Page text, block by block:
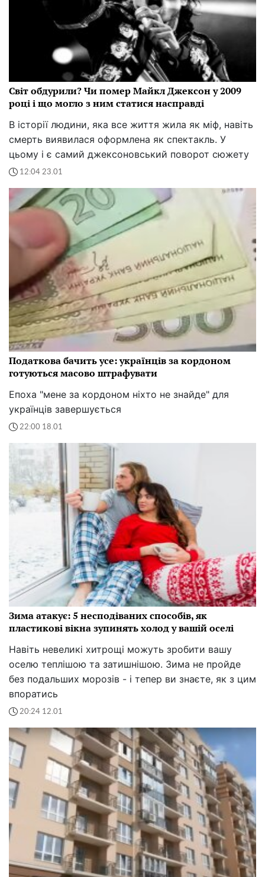
Світ обдурили? Чи помер Майкл Джексон у 2009
році і що могло з ним статися насправді
В історії людини, яка все життя жила як міф, навіть
смерть виявилася оформлена як спектакль. У
цьому і є самий джексоновський поворот сюжету
12:04 23.01
Податкова бачить усе: українців за кордоном
готуються масово штрафувати
Епоха "мене за кордоном ніхто не знайде" для
українців завершується
22:00 18.01
Зима атакує: 5 несподіваних способів, як
пластикові вікна зупинять холод у вашій оселі
Навіть невеликі хитрощі можуть зробити вашу
оселю теплішою та затишнішою. Зима не пройде
без подальших морозів - і тепер ви знаєте, як з цим
впоратись
20:24 12.01